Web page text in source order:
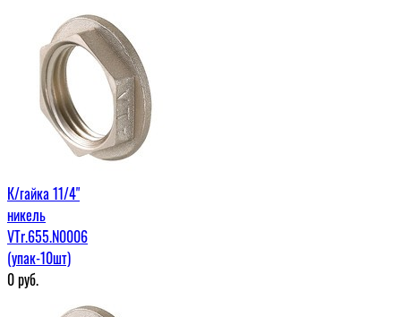
К/гайка 11/4"
никель
VTr.655.N0006
(упак-10шт)
0руб.